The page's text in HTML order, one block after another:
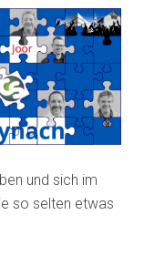
und sich im
so selten etwas